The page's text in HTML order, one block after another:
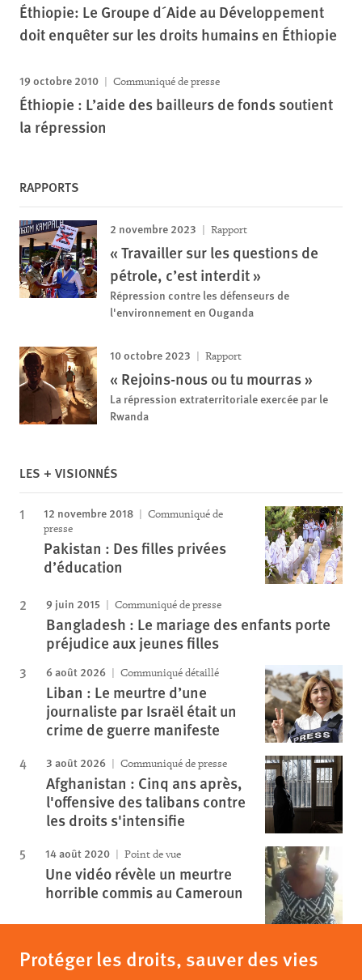
Éthiopie: Le Groupe d´Aide au Développement
doit enquêter sur les droits humains en Éthiopie
19 octobre 2010 Communiqué de presse
Éthiopie : L’aide des bailleurs de fonds soutient
la répression
RAPPORTS
2 novembre 2023 Rapport
« Travailler sur les questions de
pétrole, c’est interdit »
Répression contre les défenseurs de
l'environnement en Ouganda
10 octobre 2023 Rapport
« Rejoins-nous ou tu mourras »
La répression extraterritoriale exercée par le
Rwanda
LES + VISIONNÉS
12 novembre 2018
Communiqué de
presse
Pakistan : Des filles privées
d’éducation
9 juin 2015 Communiqué de presse
Bangladesh : Le mariage des enfants porte
préjudice aux jeunes filles
6 août 2026 Communiqué détaillé
Liban : Le meurtre d’une
journaliste par Israël était un
crime de guerre manifeste
3 août 2026 Communiqué de presse
Afghanistan : Cinq ans après,
l'offensive des talibans contre
les droits s'intensifie
14 août 2020 Point de vue
Une vidéo révèle un meurtre
horrible commis au Cameroun
Protéger les droits, sauver des vies